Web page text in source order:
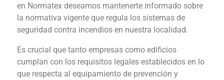
en Normatex deseamos mantenerte informado sobre
la normativa vigente que regula los sistemas de
seguridad contra incendios en nuestra localidad.
Es crucial que tanto empresas como edificios
cumplan con los requisitos legales establecidos en lo
que respecta al equipamiento de prevención y